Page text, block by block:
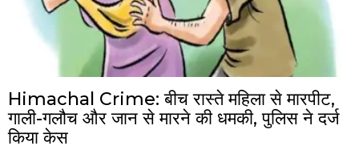
Himachal Crime: बीच रास्ते महिला से मारपीट,
गाली-गलौच और जान से मारने की धमकी, पुलिस ने दर्ज
किया केस